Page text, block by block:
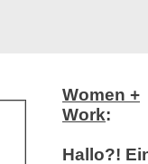
Women +
Work:
Hallo?!